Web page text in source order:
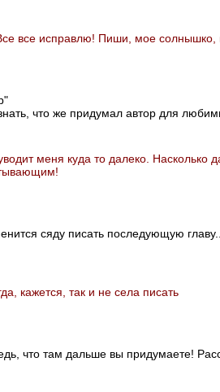
все исправлю! Пиши, мое
что же придумал автор для
меня куда то далеко. Насколько
сяду писать последующую
кажется, так и не села писать
что там дальше вы придумаете!